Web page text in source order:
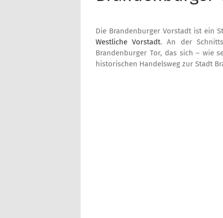
Die Brandenburger Vorstadt ist ein
Westliche Vorstadt. An der
Brandenburger Tor, das sich – wie
historischen Handelsweg zur Stadt